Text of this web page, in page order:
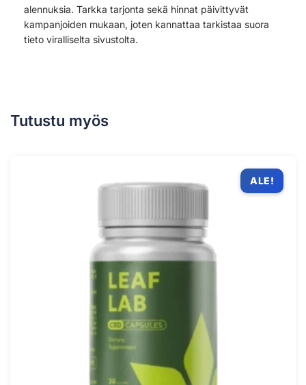
alennuksia. Tarkka tarjonta sekä hinnat päivittyvät
kampanjoiden mukaan, joten kannattaa tarkistaa suora
tieto viralliselta sivustolta.
Tutustu myös
ALE!